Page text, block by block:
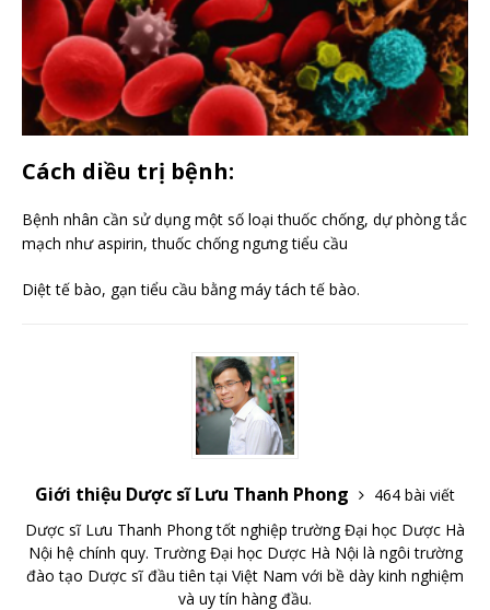
Cách diều trị bệnh:
Bệnh nhân cần sử dụng một số loại thuốc chống, dự phòng tắc
mạch như aspirin, thuốc chống ngưng tiểu cầu
Diệt tế bào, gạn tiểu cầu bằng máy tách tế bào.
Giới thiệu Dược sĩ Lưu Thanh Phong
464 bài viết
Dược sĩ Lưu Thanh Phong tốt nghiệp trường Đại học Dược Hà
Nội hệ chính quy. Trường Đại học Dược Hà Nội là ngôi trường
đào tạo Dược sĩ đầu tiên tại Việt Nam với bề dày kinh nghiệm
và uy tín hàng đầu.